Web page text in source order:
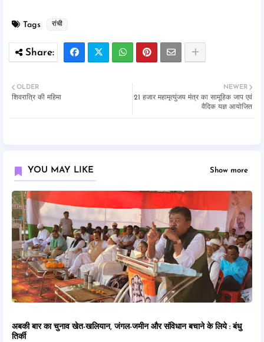
Tags रांची
NEWER
21 हजार महामृत्युंजय मंत्र का सामूहिक जाप एवं
वैदिक यज्ञ आयोजित
OLDER
शिवरात्रि की महिमा
YOU MAY LIKE Show more
अबकी बार का चुनाव खेत-खलियान, जंगल-जमीन और संविधान बचाने के लिये : बंधु
तिर्की